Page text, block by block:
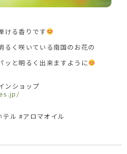
ける香りです
るく咲いている南国のお花の
ッと明るく出来ますように
ンショップ
テル #アロマオイル